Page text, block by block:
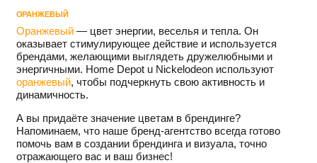
ОРАНЖЕВЫЙ
Оранжевый— цвет энергии, веселья и тепла. Он
оказывает стимулирующее действие и используется
брендами, желающими выглядеть дружелюбными и
энергичными. Home Depot u Nickelodeon используют
оранжевый, чтобы подчеркнуть свою активность и
динамичность.
А вы придаёте значение цветам в брендинге?
Напоминаем, что наше бренд-агентство всегда готово
помочь вам в создании брендинга и визуала, точно
отражающего вас и ваш бизнес!